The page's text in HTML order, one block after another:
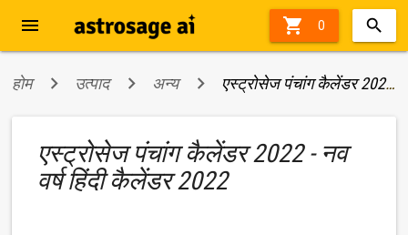
 0
menu
होम उत्पाद अन्य एस्ट्रोसेज पंचांग कैलेंडर 2022 - नव वर्ष हिंदी कैलेंडर 2022
एस्ट्रोसेज पंचांग कैलेंडर 2022 - नव
वर्ष हिंदी कैलेंडर 2022